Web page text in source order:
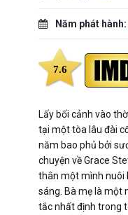
Năm phát hành:
7.6
Lấy bối cảnh vào
tại một tòa lâu đài
năm bao phủ bởi
chuyện về Grace
thân một mình nuôi
sáng. Bà mẹ là một
tắc nhất định trong